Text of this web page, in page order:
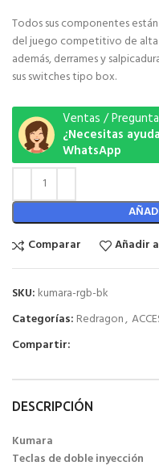
Todos sus componentes
del juego competitivo de alta
además, derrames y
sus switches tipo box.
Ventas /
¿Necesitas
WhatsApp
Comparar
Añadir
SKU: kumara-rgb-bk
Categorías: Redragon,
Compartir:
DESCRIPCIÓN
Kumara
Teclas de doble inyección